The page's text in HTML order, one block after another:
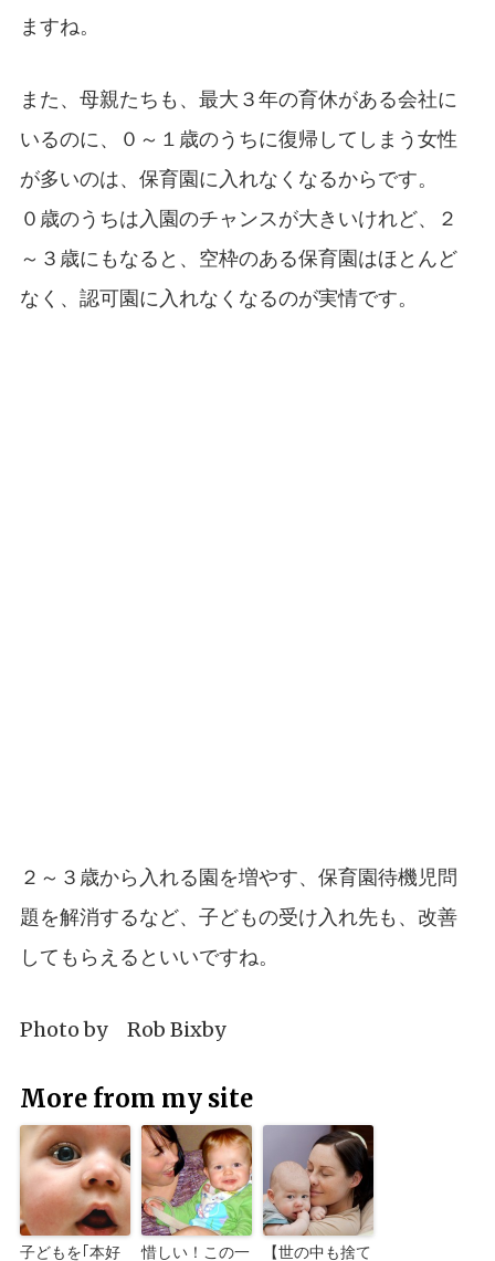
ますね。
また、母親たちも、最大３年の育休がある会社に
いるのに、０～１歳のうちに復帰してしまう女性
が多いのは、保育園に入れなくなるからです。
０歳のうちは入園のチャンスが大きいけれど、２
～３歳にもなると、空枠のある保育園はほとんど
なく、認可園に入れなくなるのが実情です。
２～３歳から入れる園を増やす、保育園待機児問
題を解消するなど、子どもの受け入れ先も、改善
してもらえるといいですね。
Photo by Rob Bixby
More from my site
子どもを｢本好 惜しい！この一 【世の中も捨て